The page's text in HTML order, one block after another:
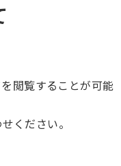
閲覧することが可能
ください。